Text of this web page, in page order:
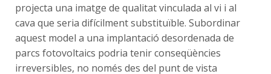
projecta una imatge de qualitat vinculada al vi i al
cava que seria difícilment substituïble. Subordinar
aquest model a una implantació desordenada de
parcs fotovoltaics podria tenir conseqüències
irreversibles, no només des del punt de vista